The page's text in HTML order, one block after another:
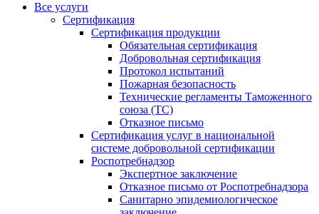
Все услуги
Сертификация
Сертификация продукции
Обязательная сертификация
Добровольная сертификация
Протокол испытаний
Пожарная безопасность
Технические регламенты Таможенного
союза (ТС)
Отказное письмо
Сертификация услуг в национальной
системе добровольной сертификации
Роспотребнадзор
Экспертное заключение
Отказное письмо от Роспотребнадзора
Санитарно эпидемиологическое